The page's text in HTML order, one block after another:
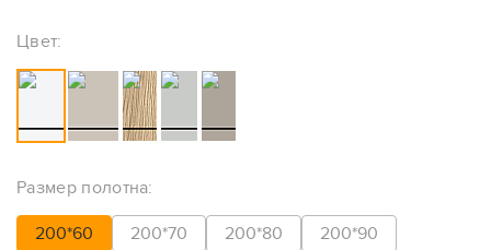
Цвет:
Размер полотна:
200*60 200*70 200*80 200*90